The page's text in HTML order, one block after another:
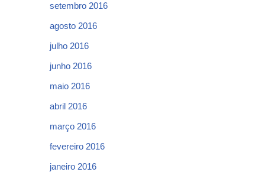
setembro 2016
agosto 2016
julho 2016
junho 2016
maio 2016
abril 2016
março 2016
fevereiro 2016
janeiro 2016